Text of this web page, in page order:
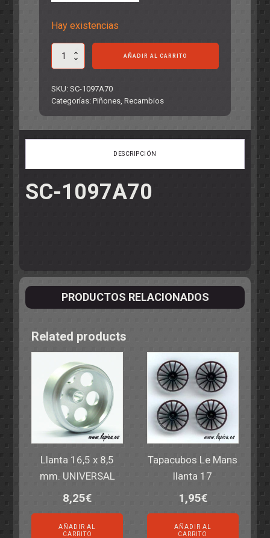
Hay existencias
Piñón
ø7,0mm
para
AÑADIR AL CARRITO
SKU:SC-1097A70
Categorías:Piñones ,Recambios
DESCRIPCIÓN
SC-1097A70
PRODUCTOS RELACIONADOS
Related products
Llanta 16,5 x 8,5
mm. UNIVERSAL
8,25€
AÑADIR AL
CARRITO
Tapacubos Le Mans
llanta 17
1,95€
AÑADIR AL
CARRITO